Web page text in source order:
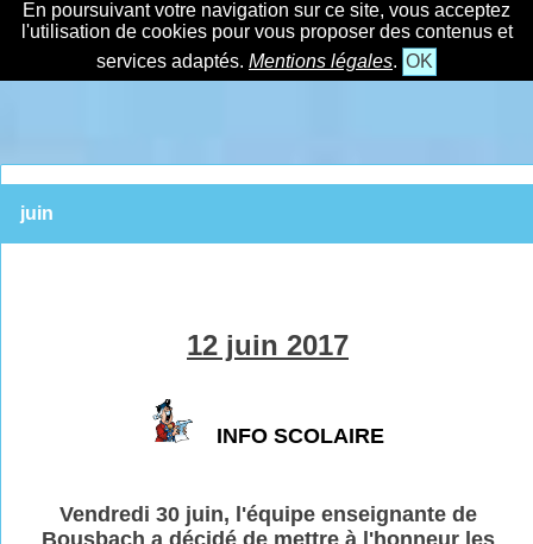
En poursuivant votre navigation sur ce site, vous acceptez
l'utilisation de cookies pour vous proposer des contenus et
services adaptés. Mentions légales. OK
juin
12 juin 2017
INFO SCOLAIRE
Vendredi 30 juin, l'équipe enseignante de